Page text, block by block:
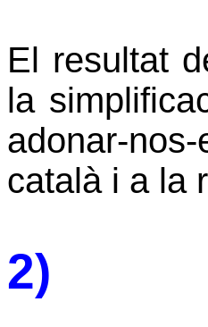
El resultat
la
adonar-
català i a la
2)